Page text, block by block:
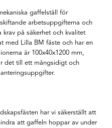
gaffelställ för
arbetsuppgifterna och
på säkerhet och kvalitet
med Lilla BM fäste och har en
är 100x40x1200 mm,
det till ett mångsidigt och
har vi säkerställt att
att gaffeln hoppar av under